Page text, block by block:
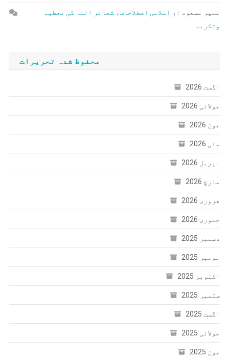
منیر مسعود از
اسلامی اصطلاحات، شعائر اللہ کی تعظیم
وتکریم
محفوظ شدہ تحریرات
اگست 2026
جولائی 2026
جون 2026
مئی 2026
اپریل 2026
مارچ 2026
فروری 2026
جنوری 2026
دسمبر 2025
نومبر 2025
اکتوبر 2025
ستمبر 2025
اگست 2025
جولائی 2025
جون 2025